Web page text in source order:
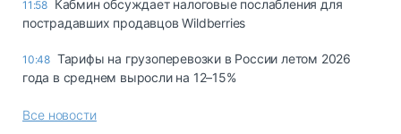
11:58
Кабмин обсуждает налоговые послабления для
пострадавших продавцов Wildberries
10:48 Тарифы на грузоперевозки в России летом 2026
года в среднем выросли на 12–15%
Все новости